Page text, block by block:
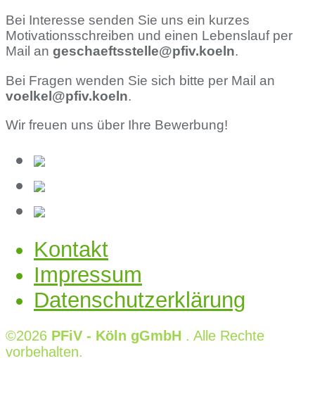
Bei Interesse senden Sie uns ein kurzes
Motivationsschreiben und einen Lebenslauf per
Mail an geschaeftsstelle@pfiv.koeln.
Bei Fragen wenden Sie sich bitte per Mail an
voelkel@pfiv.koeln.
Wir freuen uns über Ihre Bewerbung!
Kontakt
Impressum
Datenschutzerklärung
©2026 PFiV - Köln gGmbH . Alle Rechte
vorbehalten.